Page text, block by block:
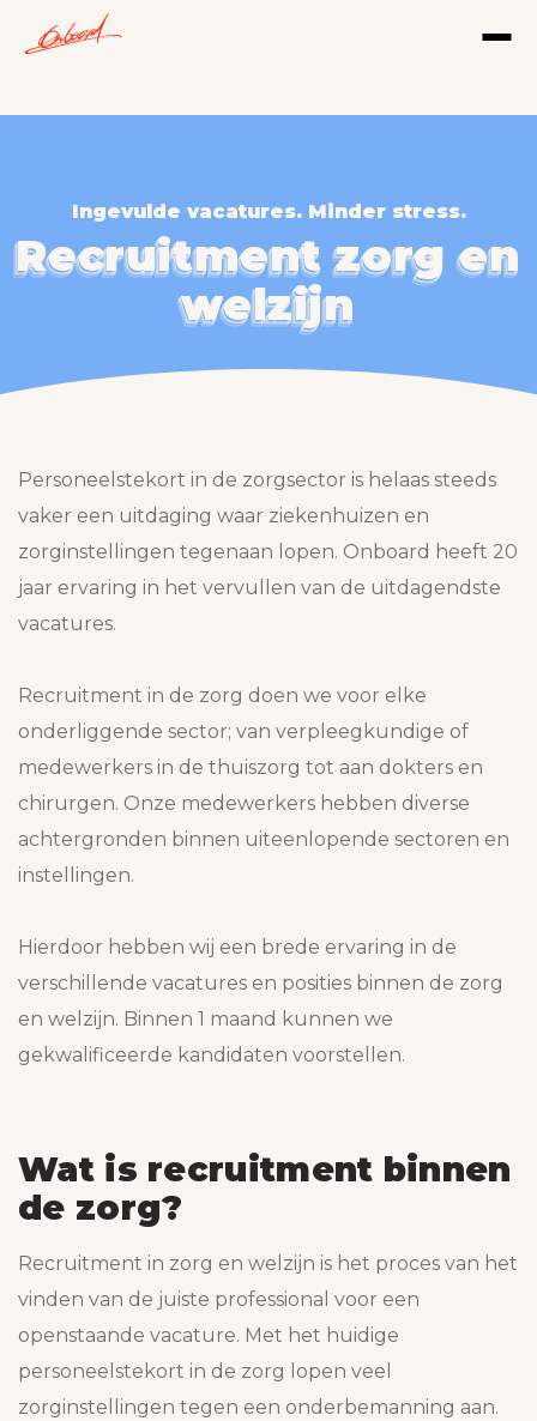
Ingevulde vacatures. Minder stress.
Recruitment zorg en
welzijn
Recruitment zorg en
welzijn
Recruitment zorg en
welzijn
Recruitment zorg en
welzijn
Personeelstekort in de zorgsector is helaas steeds
vaker een uitdaging waar ziekenhuizen en
zorginstellingen tegenaan lopen. Onboard heeft 20
jaar ervaring in het vervullen van de uitdagendste
vacatures.
Recruitment in de zorg doen we voor elke
onderliggende sector; van verpleegkundige of
medewerkers in de thuiszorg tot aan dokters en
chirurgen. Onze medewerkers hebben diverse
achtergronden binnen uiteenlopende sectoren en
instellingen.
Hierdoor hebben wij een brede ervaring in de
verschillende vacatures en posities binnen de zorg
en welzijn. Binnen 1 maand kunnen we
gekwalificeerde kandidaten voorstellen.
Wat is recruitment binnen
de zorg?
Recruitment in zorg en welzijn is het proces van het
vinden van de juiste professional voor een
openstaande vacature. Met het huidige
personeelstekort in de zorg lopen veel
zorginstellingen tegen een onderbemanning aan.